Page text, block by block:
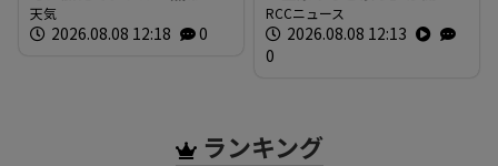
気圧」発生へ 15号はお盆
に日本直撃か ※18日まで
天気
2026.08.08 12:18 0
幕 元気なかけ声が響き渡
り 広島・三原市
RCCニュース
2026.08.08 12:13
0
ランキング